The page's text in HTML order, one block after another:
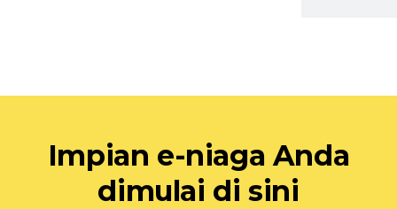
Impian e-niaga Anda
dimulai di sini